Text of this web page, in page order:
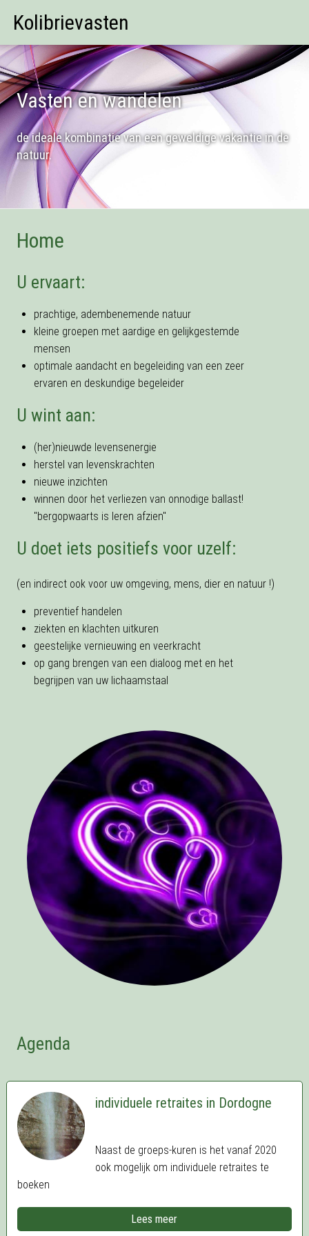
Kolibrievasten
Vasten en wandelen
de ideale kombinatie van een geweldige vakantie in de
natuur.
Home
U ervaart:
prachtige, adembenemende natuur
kleine groepen met aardige en gelijkgestemde
mensen
optimale aandacht en begeleiding van een zeer
ervaren en deskundige begeleider
U wint aan:
(her)nieuwde levensenergie
herstel van levenskrachten
nieuwe inzichten
winnen door het verliezen van onnodige ballast!
"bergopwaarts is leren afzien"
U doet iets positiefs voor uzelf:
(en indirect ook voor uw omgeving, mens, dier en natuur !)
preventief handelen
ziekten en klachten uitkuren
geestelijke vernieuwing en veerkracht
op gang brengen van een dialoog met en het
begrijpen van uw lichaamstaal
Agenda
individuele retraites in Dordogne
Naast de groeps-kuren is het vanaf 2020
ook mogelijk om individuele retraites te
boeken
Lees meer